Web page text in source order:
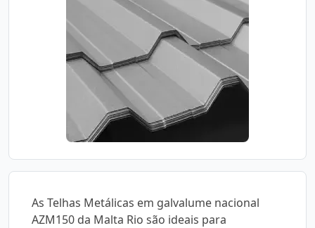
As Telhas Metálicas em galvalume nacional
AZM150 da Malta Rio são ideais para